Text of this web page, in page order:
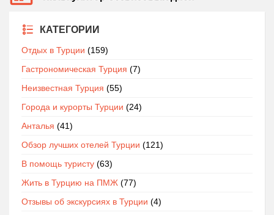
КАТЕГОРИИ
Отдых в Турции (159)
Гастрономическая Турция (7)
Неизвестная Турция (55)
Города и курорты Турции (24)
Анталья (41)
Обзор лучших отелей Турции (121)
В помощь туристу (63)
Жить в Турцию на ПМЖ (77)
Отзывы об экскурсиях в Турции (4)